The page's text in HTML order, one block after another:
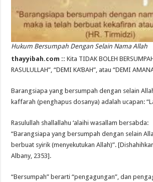
Hukum Bersumpah Dengan Selain Nama Allah
thayyibah.com ::Kita TIDAK BOLEH
RASULULLAH”, “DEMI KA’BAH”, atau “DEMI
Barangsiapa yang bersumpah dengan selain
kaffarah (penghapus dosanya) adalah ucapan:
Rasulullah shallallahu ‘alaihi wasallam bersabda:
“Barangsiapa yang bersumpah dengan selain
berbuat syirik (menyekutukan Allah)”.
Albany, 2353].
“Bersumpah” berarti “pengagungan”, dan